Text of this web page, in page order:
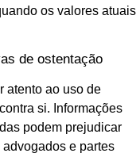
os valores atuais
de ostentação
atento ao uso de
si. Informações
podem prejudicar
e partes